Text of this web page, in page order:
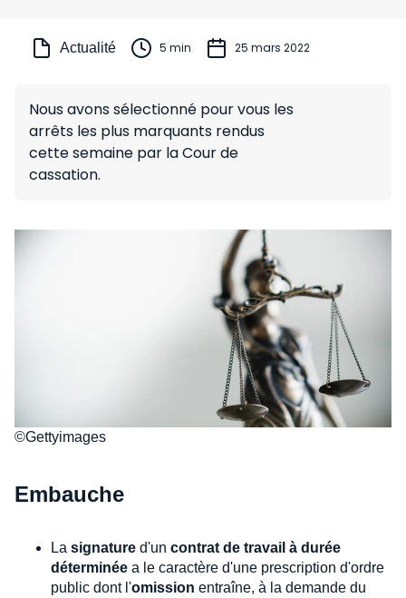
Actualité 5 min 25 mars 2022
Nous avons sélectionné pour vous les
arrêts les plus marquants rendus
cette semaine par la Cour de
cassation.
©Gettyimages
Embauche
La signature d'un contrat de travail à durée
déterminée a le caractère d'une prescription d'ordre
public dont l'omission entraîne, à la demande du